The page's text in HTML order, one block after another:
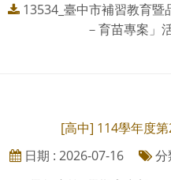
13534_臺中市補習教育
－育苗專案」
[高中] 114學年度
日期 : 2026-07-16
分